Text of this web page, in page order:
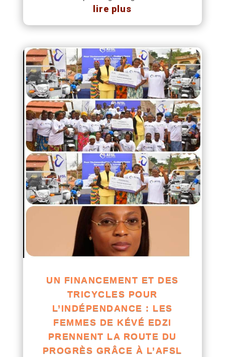
lire plus
UN FINANCEMENT ET DES
TRICYCLES POUR
L’INDÉPENDANCE : LES
FEMMES DE KÉVÉ EDZI
PRENNENT LA ROUTE DU
PROGRÈS GRÂCE À L’AFSL